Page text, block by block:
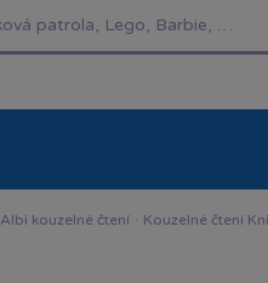
Albi kouzelné čtení · Kouzelné čtení